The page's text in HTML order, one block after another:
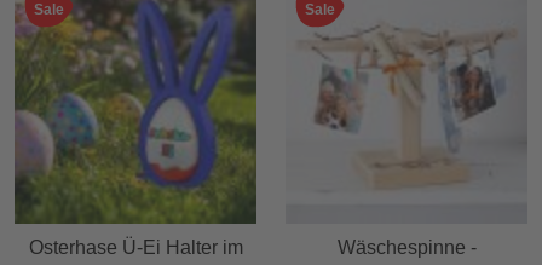
Sale
Osterhase Ü-Ei Halter im
Sale
Wäschespinne -